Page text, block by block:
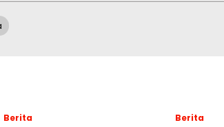
Berita Berita